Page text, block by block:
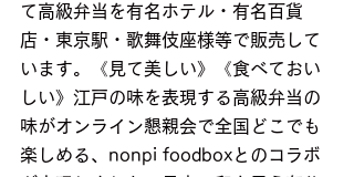
て高級弁当を有名ホテル・有名百貨
店・東京駅・歌舞伎座様等で販売して
います。《見て美しい》《食べておい
しい》江戸の味を表現する高級弁当の
味がオンライン懇親会で全国どこでも
楽しめる、nonpi foodboxとのコラボ